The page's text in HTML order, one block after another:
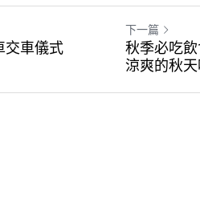
交車儀式
下一篇
秋季必吃
涼爽的秋天